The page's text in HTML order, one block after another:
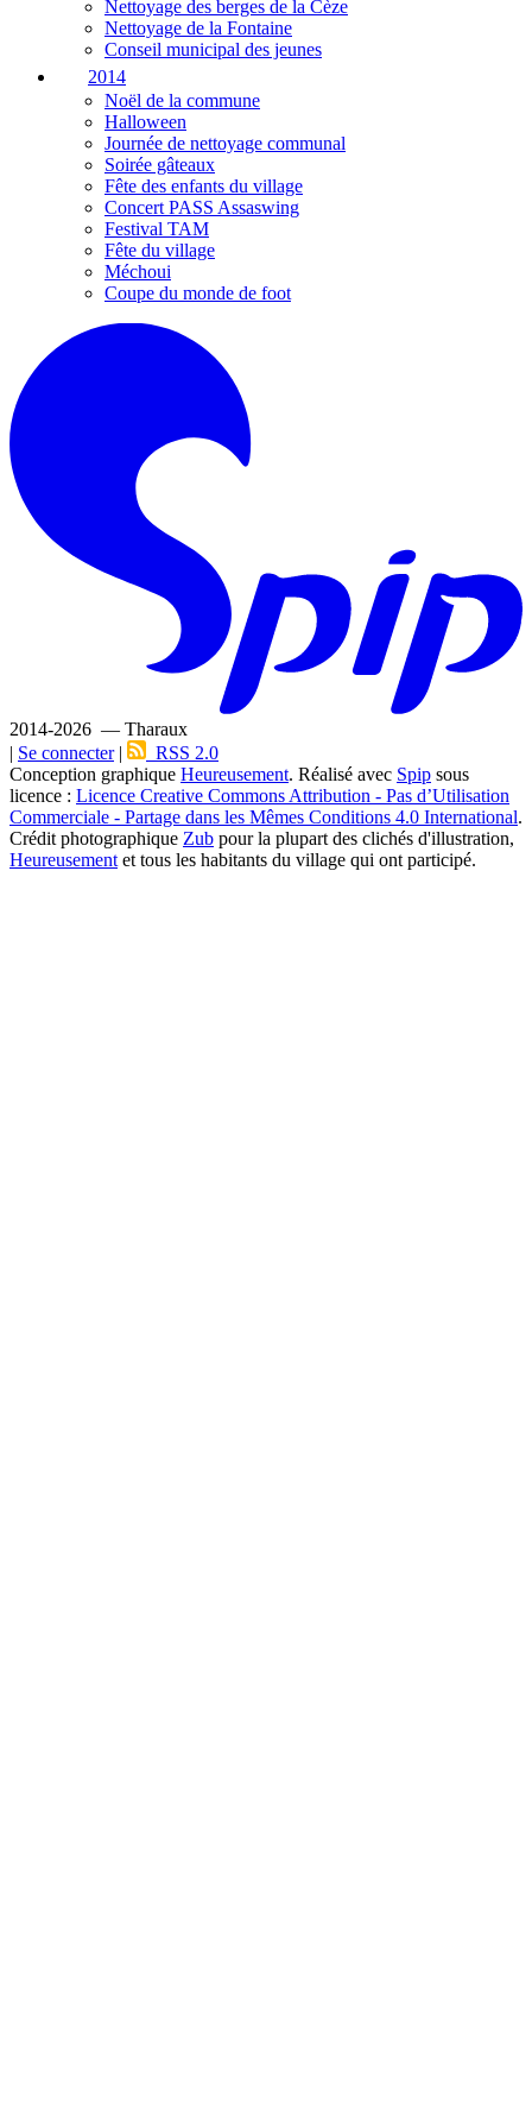
Nettoyage des berges de la Cèze
Nettoyage de la Fontaine
Conseil municipal des jeunes
2014
Noël de la commune
Halloween
Journée de nettoyage communal
Soirée gâteaux
Fête des enfants du village
Concert PASS Assaswing
Festival TAM
Fête du village
Méchoui
Coupe du monde de foot
2014-2026 — Tharaux
| Se connecter|
RSS 2.0
Conception graphique Heureusement. Réalisé avec Spip sous
licence : Licence Creative Commons Attribution - Pas d’Utilisation
Commerciale - Partage dans les Mêmes Conditions 4.0 International.
Crédit photographique Zub pour la plupart des clichés d'illustration,
Heureusement et tous les habitants du village qui ont participé.